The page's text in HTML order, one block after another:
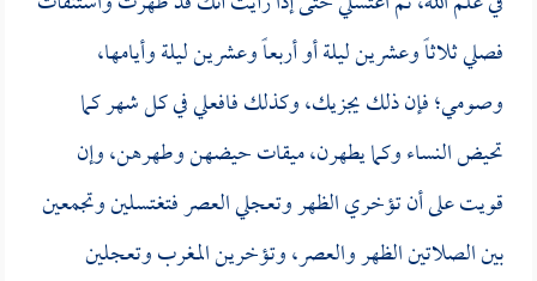
فصلي ثلاثاً وعشرين ليلة أو أربعاً وعشرين ليلة وأيامها،
وصومي؛ فإن ذلك يجزيك، وكذلك فافعلي في كل شهر كما
تحيض النساء وكما يطهرن، ميقات حيضهن وطهرهن، وإن
قويت على أن تؤخري الظهر وتعجلي العصر فتغتسلين وتجمعين
بين الصلاتين الظهر والعصر، وتؤخرين المغرب وتعجلين